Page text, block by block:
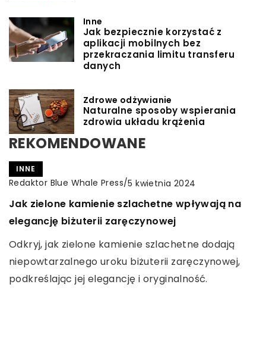
Inne
Jak bezpiecznie korzystać z
aplikacji mobilnych bez
przekraczania limitu transferu
danych
Zdrowe odżywianie
Naturalne sposoby wspierania
zdrowia układu krążenia
REKOMENDOWANE
INNE
Redaktor Blue Whale Press/5 kwietnia 2024
Jak zielone kamienie szlachetne wpływają na
elegancję biżuterii zaręczynowej
Odkryj, jak zielone kamienie szlachetne dodają
niepowtarzalnego uroku biżuterii zaręczynowej,
podkreślając jej elegancję i oryginalność.